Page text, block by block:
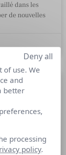
dans les
de nouvelles
of use. We
and
better
processing
policy.
Deny all